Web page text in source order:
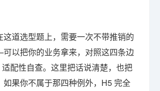
这道选型题上，需要一次不带推销的
以把你的业务拿来，对照这四条边
配性自查。这里把话说清楚，也把
如果你不属于那四种例外，H5 完全